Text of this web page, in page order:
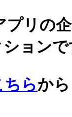
プリの
ョンで
ちらから